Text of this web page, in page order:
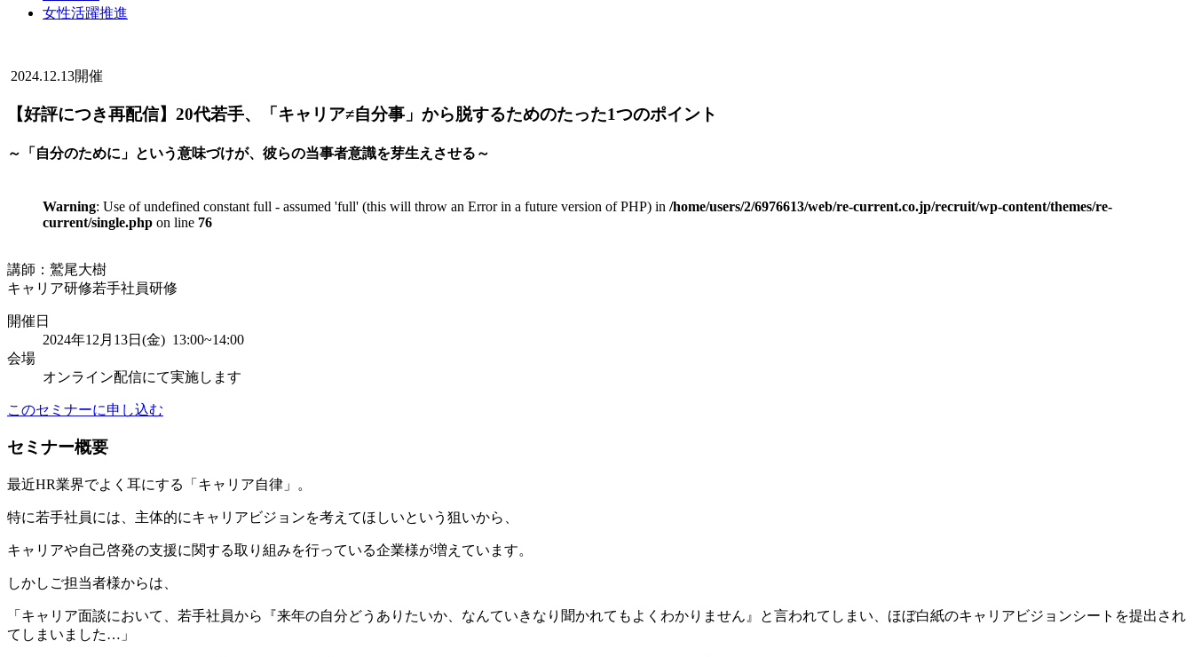
女性活躍推進
2024.12.13開催
【好評につき再配信】20代若手、「キャリア≠自分事」から脱するためのたった1つのポイント
～「自分のために」という意味づけが、彼らの当事者意識を芽生えさせる～
Warning: Use of undefined constant full - assumed 'full' (this will throw an Error in a future version of PHP) in /home/users/2/6976613/web/re-current.co.jp/recruit/wp-content/themes/re-
current/single.php on line 76
講師：鷲尾大樹
キャリア研修若手社員研修
開催日
2024年12月13日(金) 13:00~14:00
会場
オンライン配信にて実施します
このセミナーに申し込む
セミナー概要
最近HR業界でよく耳にする「キャリア自律」。
特に若手社員には、主体的にキャリアビジョンを考えてほしいという狙いから、
キャリアや自己啓発の支援に関する取り組みを行っている企業様が増えています。
しかしご担当者様からは、
「キャリア面談において、若手社員から『来年の自分どうありたいか、なんていきなり聞かれてもよくわかりません』と言われてしまい、ほぼ白紙のキャリアビジョンシートを提出され
てしまいました…」